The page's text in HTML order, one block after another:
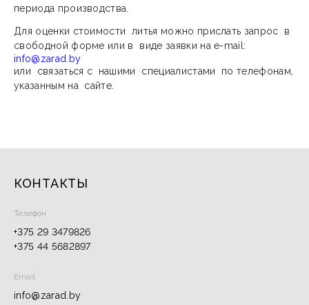
периода производства.
Для оценки стоимости литья можно прислать запрос в
свободной форме или в виде заявки на e-mail:
info@zarad.by
или связаться с нашими специалистами по телефонам,
указанным на сайте.
КОНТАКТЫ
Телефон
+375 29 3479826
+375 44 5682897
Email
info@zarad.by